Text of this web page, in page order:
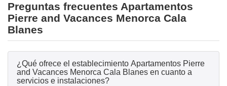
Preguntas frecuentes Apartamentos
Pierre and Vacances Menorca Cala
Blanes
¿Qué ofrece el establecimiento Apartamentos Pierre
and Vacances Menorca Cala Blanes en cuanto a
servicios e instalaciones?